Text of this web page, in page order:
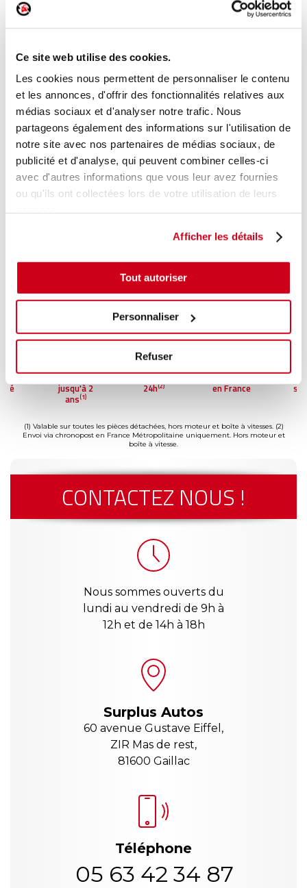
Ce site web utilise des cookies.
Les cookies nous permettent de personnaliser le contenu
et les annonces, d'offrir des fonctionnalités relatives aux
médias sociaux et d'analyser notre trafic. Nous
partageons également des informations sur l'utilisation de
notre site avec nos partenaires de médias sociaux, de
publicité et d'analyse, qui peuvent combiner celles-ci
avec d'autres informations que vous leur avez fournies
ou qu'ils ont collectées lors de votre utilisation de leurs
Afficher les détails
Tout autoriser
Personnaliser
Refuser
Réf. :246836
Réf. constructeur :
8159153120
LEXUS IS 2 - 201302
Modèle de provenance
Caractéristiques techniques
En stock 62,00 € TTC
AJOUTER AU PANIER
Garantie
jusqu'à 2
ans(1)
Livraison dès
24h(2)
Reconditionné
en France
(1) Valable sur toutes les pièces détachées, hors moteur et boîte à vitesses. (2)
Envoi via chronopost en France Métropolitaine uniquement. Hors moteur et
boîte à vitesse.
CONTACTEZ NOUS !
Nous sommes ouverts du
lundi au vendredi de 9h à
12h et de 14h à 18h
Surplus Autos
60 avenue Gustave Eiffel,
ZIR Mas de rest,
81600 Gaillac
Téléphone
05 63 42 34 87